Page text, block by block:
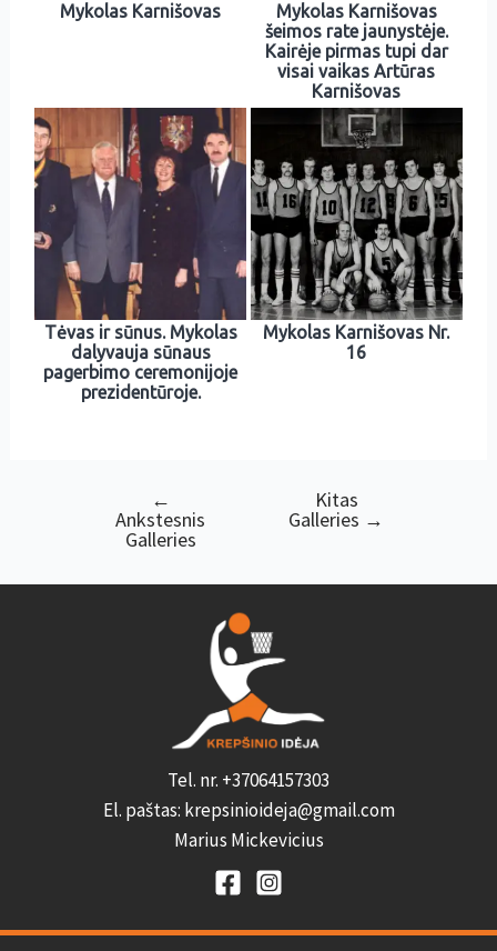
Mykolas Karnišovas
Mykolas Karnišovas
šeimos rate jaunystėje.
Kairėje pirmas tupi dar
visai vaikas Artūras
Karnišovas
Tėvas ir sūnus. Mykolas
dalyvauja sūnaus
pagerbimo ceremonijoje
prezidentūroje.
Mykolas Karnišovas Nr.
16
←
Ankstesnis
Galleries
Kitas
Galleries →
Tel. nr. +37064157303
El. paštas: krepsinioideja@gmail.com
Marius Mickevicius